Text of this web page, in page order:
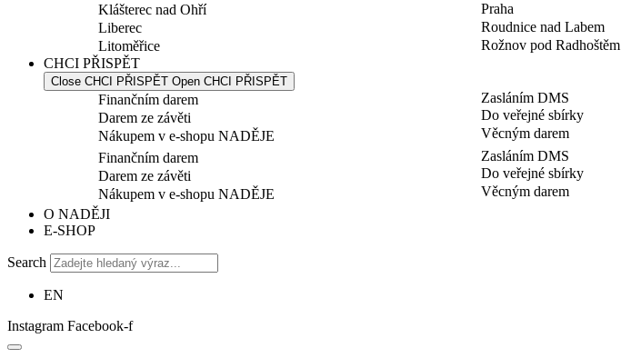
Klášterec nad Ohří
Liberec
Litoměřice
Praha
Roudnice nad Labem
Rožnov pod Radhoštěm
CHCI PŘISPĚT
Close CHCI PŘISPĚT Open CHCI PŘISPĚT
Finančním darem
Darem ze závěti
Nákupem v e-shopu NADĚJE
Zasláním DMS
Do veřejné sbírky
Věcným darem
Finančním darem
Darem ze závěti
Nákupem v e-shopu NADĚJE
Zasláním DMS
Do veřejné sbírky
Věcným darem
O NADĚJI
E-SHOP
Search
EN
Instagram Facebook-f